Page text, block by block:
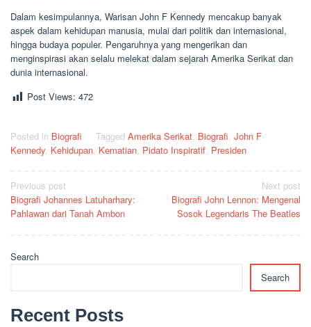
Dalam kesimpulannya, Warisan John F Kennedy mencakup banyak
aspek dalam kehidupan manusia, mulai dari politik dan internasional,
hingga budaya populer. Pengaruhnya yang mengerikan dan
menginspirasi akan selalu melekat dalam sejarah Amerika Serikat dan
dunia internasional.
Post Views: 472
Posted in Biografi Tagged Amerika Serikat Biografi John F
Kennedy Kehidupan Kematian Pidato Inspiratif Presiden
Post
navigation
Previous post
Biografi Johannes Latuharhary:
Pahlawan dari Tanah Ambon
Next post
Biografi John Lennon: Mengenal
Sosok Legendaris The Beatles
Search
Search
Recent Posts